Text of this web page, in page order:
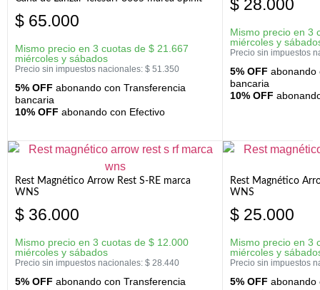
$ 65.000
Mismo precio en 3 cuotas de $ 21.667
miércoles y sábados
Precio sin impuestos nacionales: $ 51.350
5% OFF abonando con Transferencia
bancaria
10% OFF abonando con Efectivo
$ 28.000
Mismo precio en 3
miércoles y
Precio sin impuestos
5% OFF abonando
bancaria
10% OFF
Rest Magnético Arrow Rest S-RE marca
WNS
$ 36.000
Mismo precio en 3 cuotas de $ 12.000
miércoles y sábados
Precio sin impuestos nacionales: $ 28.440
5% OFF abonando con Transferencia
Rest Magnético
WNS
$ 25.000
Mismo precio en 3
miércoles y
Precio sin impuestos
5% OFF abonando